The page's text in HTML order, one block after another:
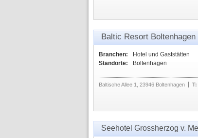
Baltic Resort
Branchen:
Hotel und Gaststätten
Standorte:
Boltenhagen
Baltische Allee 1, 23946 Boltenhagen T:
Seehotel Grossherzog v.